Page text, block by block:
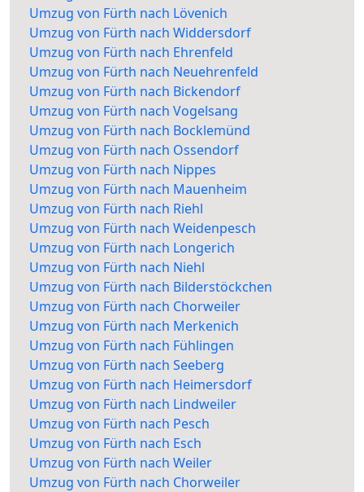
Umzug von Fürth nach Lövenich
Umzug von Fürth nach Widdersdorf
Umzug von Fürth nach Ehrenfeld
Umzug von Fürth nach Neuehrenfeld
Umzug von Fürth nach Bickendorf
Umzug von Fürth nach Vogelsang
Umzug von Fürth nach Bocklemünd
Umzug von Fürth nach Ossendorf
Umzug von Fürth nach Nippes
Umzug von Fürth nach Mauenheim
Umzug von Fürth nach Riehl
Umzug von Fürth nach Weidenpesch
Umzug von Fürth nach Longerich
Umzug von Fürth nach Niehl
Umzug von Fürth nach Bilderstöckchen
Umzug von Fürth nach Chorweiler
Umzug von Fürth nach Merkenich
Umzug von Fürth nach Fühlingen
Umzug von Fürth nach Seeberg
Umzug von Fürth nach Heimersdorf
Umzug von Fürth nach Lindweiler
Umzug von Fürth nach Pesch
Umzug von Fürth nach Esch
Umzug von Fürth nach Weiler
Umzug von Fürth nach Chorweiler